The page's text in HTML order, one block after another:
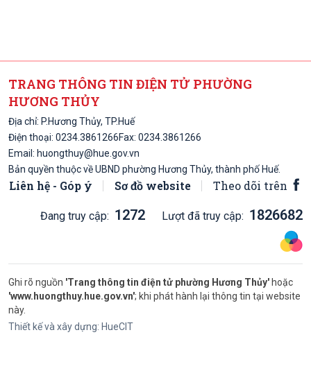
TRANG THÔNG TIN ĐIỆN TỬ PHƯỜNG
HƯƠNG THỦY
Địa chỉ: P.Hương Thủy, TP.Huế
Điện thoại: 0234.3861266Fax: 0234.3861266
Email: huongthuy@hue.gov.vn
Bản quyền thuộc về UBND phường Hương Thủy, thành phố Huế.
Liên hệ - Góp ý Sơ đồ website Theo dõi trên
Đang truy cập: 1272 Lượt đã truy cập: 1826682
Ghi rõ nguồn 'Trang thông tin điện tử phường Hương Thủy' hoặc
'www.huongthuy.hue.gov.vn'; khi phát hành lại thông tin tại website
này.
Thiết kế và xây dựng: HueCIT